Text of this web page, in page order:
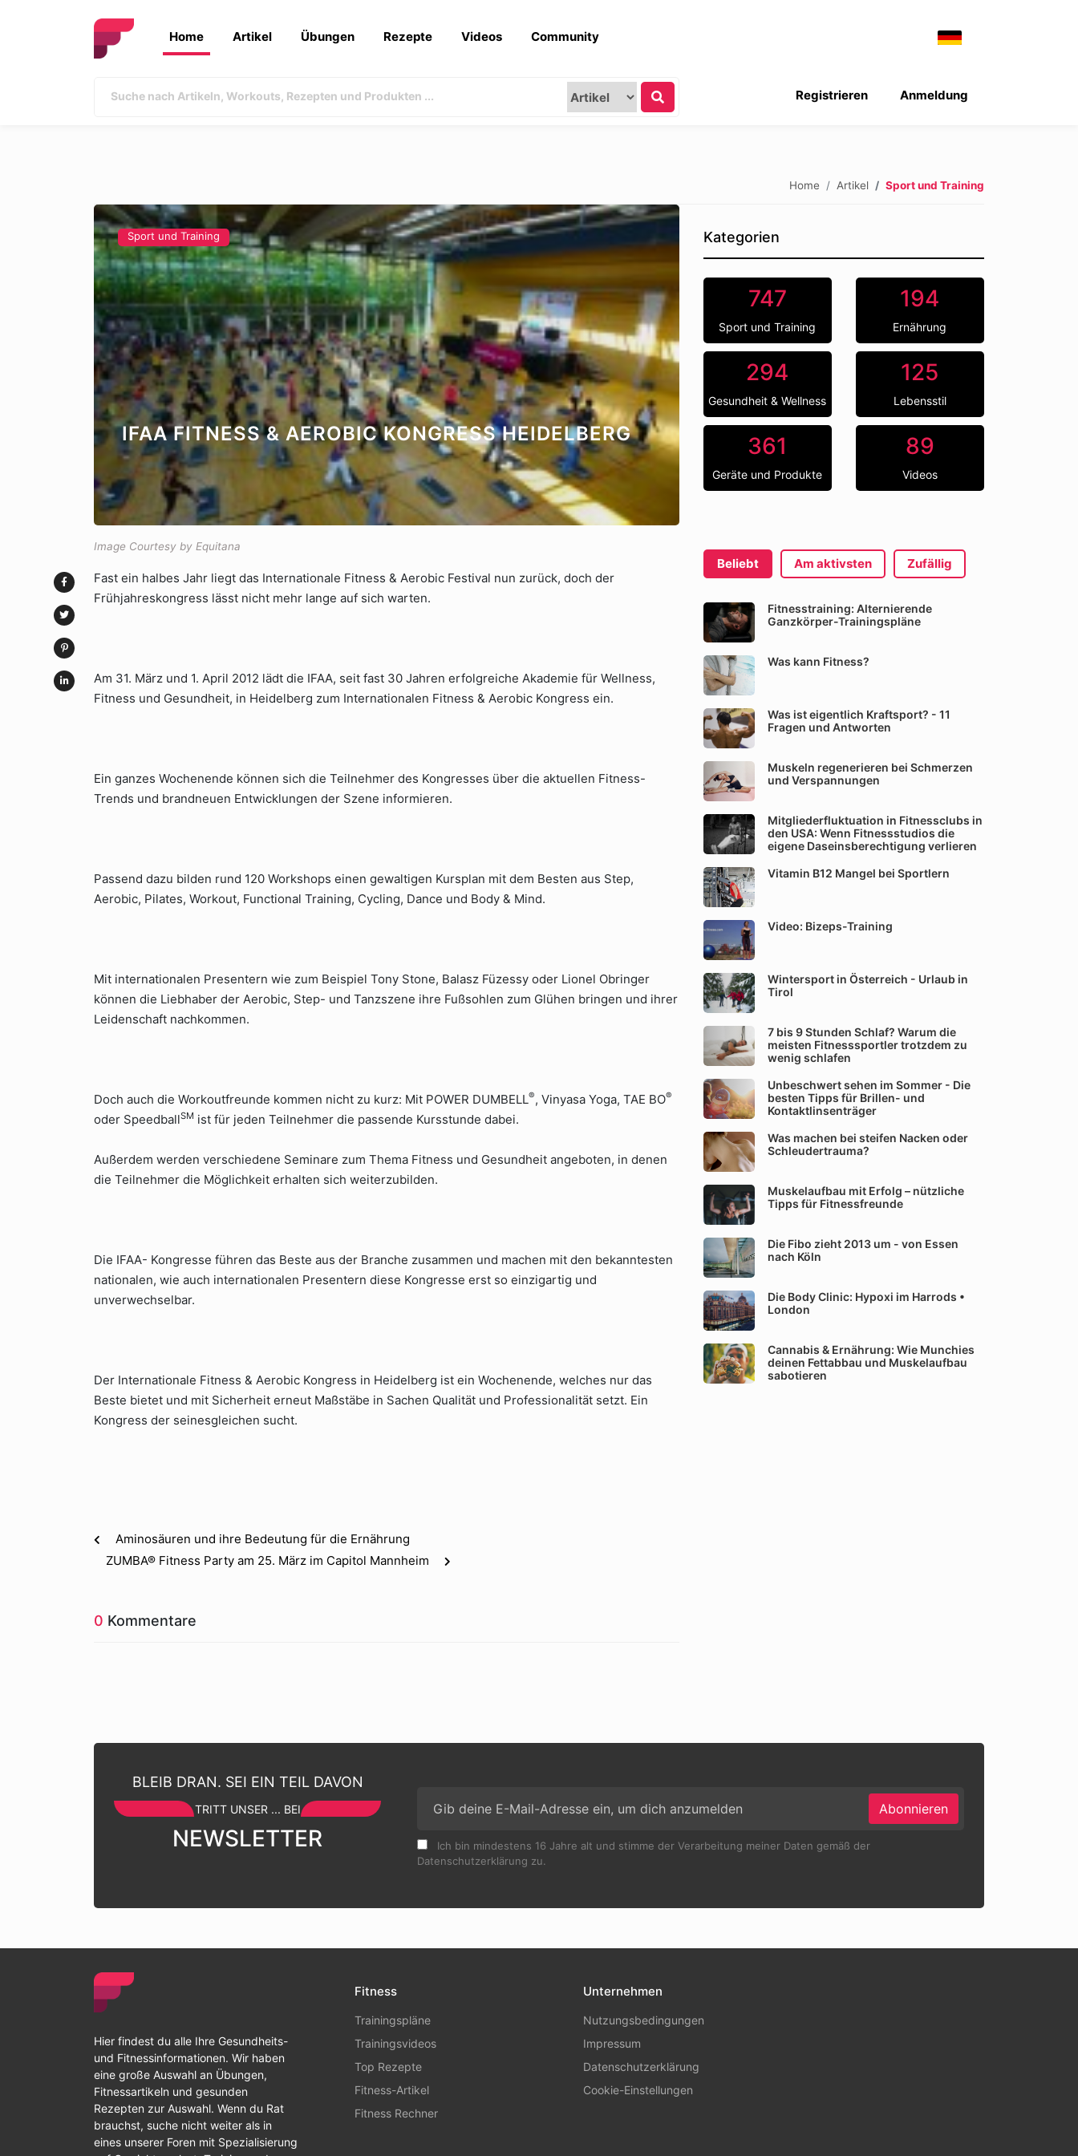
Home Artikel Übungen Rezepte Videos Community
Anmeldung
Registrieren
Home Artikel Sport und Training
Sport und Training
IFAA FITNESS & AEROBIC KONGRESS HEIDELBERG
Image Courtesy by Equitana
Fast ein halbes Jahr liegt das Internationale Fitness & Aerobic Festival nun zurück, doch der
Frühjahreskongress lässt nicht mehr lange auf sich warten.
Am 31. März und 1. April 2012 lädt die IFAA, seit fast 30 Jahren erfolgreiche Akademie für Wellness,
Fitness und Gesundheit, in Heidelberg zum Internationalen Fitness & Aerobic Kongress ein.
Ein ganzes Wochenende können sich die Teilnehmer des Kongresses über die aktuellen Fitness-
Trends und brandneuen Entwicklungen der Szene informieren.
Passend dazu bilden rund 120 Workshops einen gewaltigen Kursplan mit dem Besten aus Step,
Aerobic, Pilates, Workout, Functional Training, Cycling, Dance und Body & Mind.
Mit internationalen Presentern wie zum Beispiel Tony Stone, Balasz Füzessy oder Lionel Obringer
können die Liebhaber der Aerobic, Step- und Tanzszene ihre Fußsohlen zum Glühen bringen und ihrer
Leidenschaft nachkommen.
Doch auch die Workoutfreunde kommen nicht zu kurz: Mit POWER DUMBELL®, Vinyasa Yoga, TAE BO®
oder SpeedballSM ist für jeden Teilnehmer die passende Kursstunde dabei.
Außerdem werden verschiedene Seminare zum Thema Fitness und Gesundheit angeboten, in denen
die Teilnehmer die Möglichkeit erhalten sich weiterzubilden.
Die IFAA- Kongresse führen das Beste aus der Branche zusammen und machen mit den bekanntesten
nationalen, wie auch internationalen Presentern diese Kongresse erst so einzigartig und
unverwechselbar.
Der Internationale Fitness & Aerobic Kongress in Heidelberg ist ein Wochenende, welches nur das
Beste bietet und mit Sicherheit erneut Maßstäbe in Sachen Qualität und Professionalität setzt. Ein
Kongress der seinesgleichen sucht.
Aminosäuren und ihre Bedeutung für die Ernährung
ZUMBA® Fitness Party am 25. März im Capitol Mannheim
0 Kommentare
Kategorien
747
Sport und Training
194
Ernährung
294
Gesundheit & Wellness
125
Lebensstil
361
Geräte und Produkte
89
Videos
Beliebt Am aktivsten Zufällig
Fitnesstraining: Alternierende
Ganzkörper-Trainingspläne
Was kann Fitness?
Was ist eigentlich Kraftsport? - 11
Fragen und Antworten
Muskeln regenerieren bei Schmerzen
und Verspannungen
Mitgliederfluktuation in Fitnessclubs in
den USA: Wenn Fitnessstudios die
eigene Daseinsberechtigung verlieren
Vitamin B12 Mangel bei Sportlern
Video: Bizeps-Training
Wintersport in Österreich - Urlaub in
Tirol
7 bis 9 Stunden Schlaf? Warum die
meisten Fitnesssportler trotzdem zu
wenig schlafen
Unbeschwert sehen im Sommer - Die
besten Tipps für Brillen- und
Kontaktlinsenträger
Was machen bei steifen Nacken oder
Schleudertrauma?
Muskelaufbau mit Erfolg – nützliche
Tipps für Fitnessfreunde
Die Fibo zieht 2013 um - von Essen
nach Köln
Die Body Clinic: Hypoxi im Harrods •
London
Cannabis & Ernährung: Wie Munchies
deinen Fettabbau und Muskelaufbau
sabotieren
BLEIB DRAN. SEI EIN TEIL DAVON
TRITT UNSER ... BEI
NEWSLETTER
Abonnieren
Ich bin mindestens 16 Jahre alt und stimme der Verarbeitung meiner Daten gemäß der
Datenschutzerklärung zu.
Hier findest du alle Ihre Gesundheits-
und Fitnessinformationen. Wir haben
eine große Auswahl an Übungen,
Fitnessartikeln und gesunden
Rezepten zur Auswahl. Wenn du Rat
brauchst, suche nicht weiter als in
eines unserer Foren mit Spezialisierung
Fitness
Trainingspläne
Trainingsvideos
Top Rezepte
Fitness-Artikel
Fitness Rechner
Unternehmen
Nutzungsbedingungen
Impressum
Datenschutzerklärung
Cookie-Einstellungen